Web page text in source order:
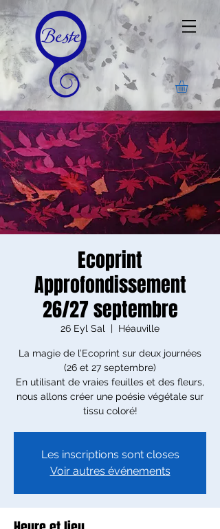
Ecoprint
Approfondissement
26/27 septembre
26 Eyl Sal
  |
Héauville
La magie de l’Ecoprint sur deux journées
(26 et 27 septembre)
En utilisant de vraies feuilles et des fleurs,
nous allons créer une poésie végétale sur
tissu coloré!
Les inscriptions sont closes
Voir autres événements